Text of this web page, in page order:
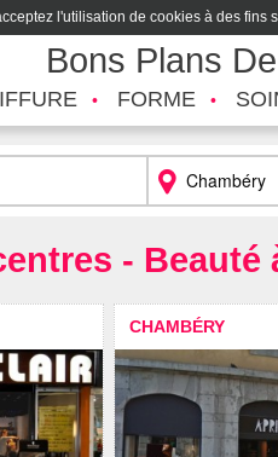
l'utilisation de cookies à des fins
Bons Plans
FORME
- Beauté
CHAMBÉRY